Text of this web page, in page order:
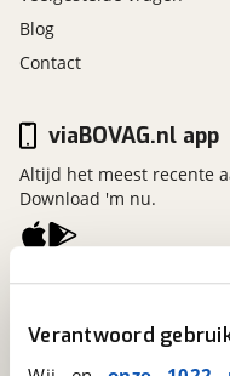
Verantwoord
Blog
Contact
viaBOVAG.nl
Kosterijland15
3981 AJ Bunnik
viaBOVAG.nl app
Altijd het meest recente
Download 'm nu.